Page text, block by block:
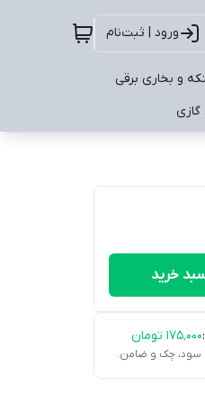
ورود | ثبت‌نام
و بخاری برقی
خرید
۱۷۵٬۰۰۰ تومان